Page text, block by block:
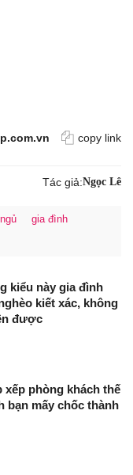
copy link
Tác giả:Ngọc Lê
gia đình
kiểu này gia đình
kiết xác, không
được
xếp phòng khách thế
bạn mấy chốc thành